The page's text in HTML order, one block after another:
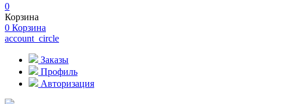
0
Корзина
0 Корзина
account_circle
Заказы
Профиль
Авторизация